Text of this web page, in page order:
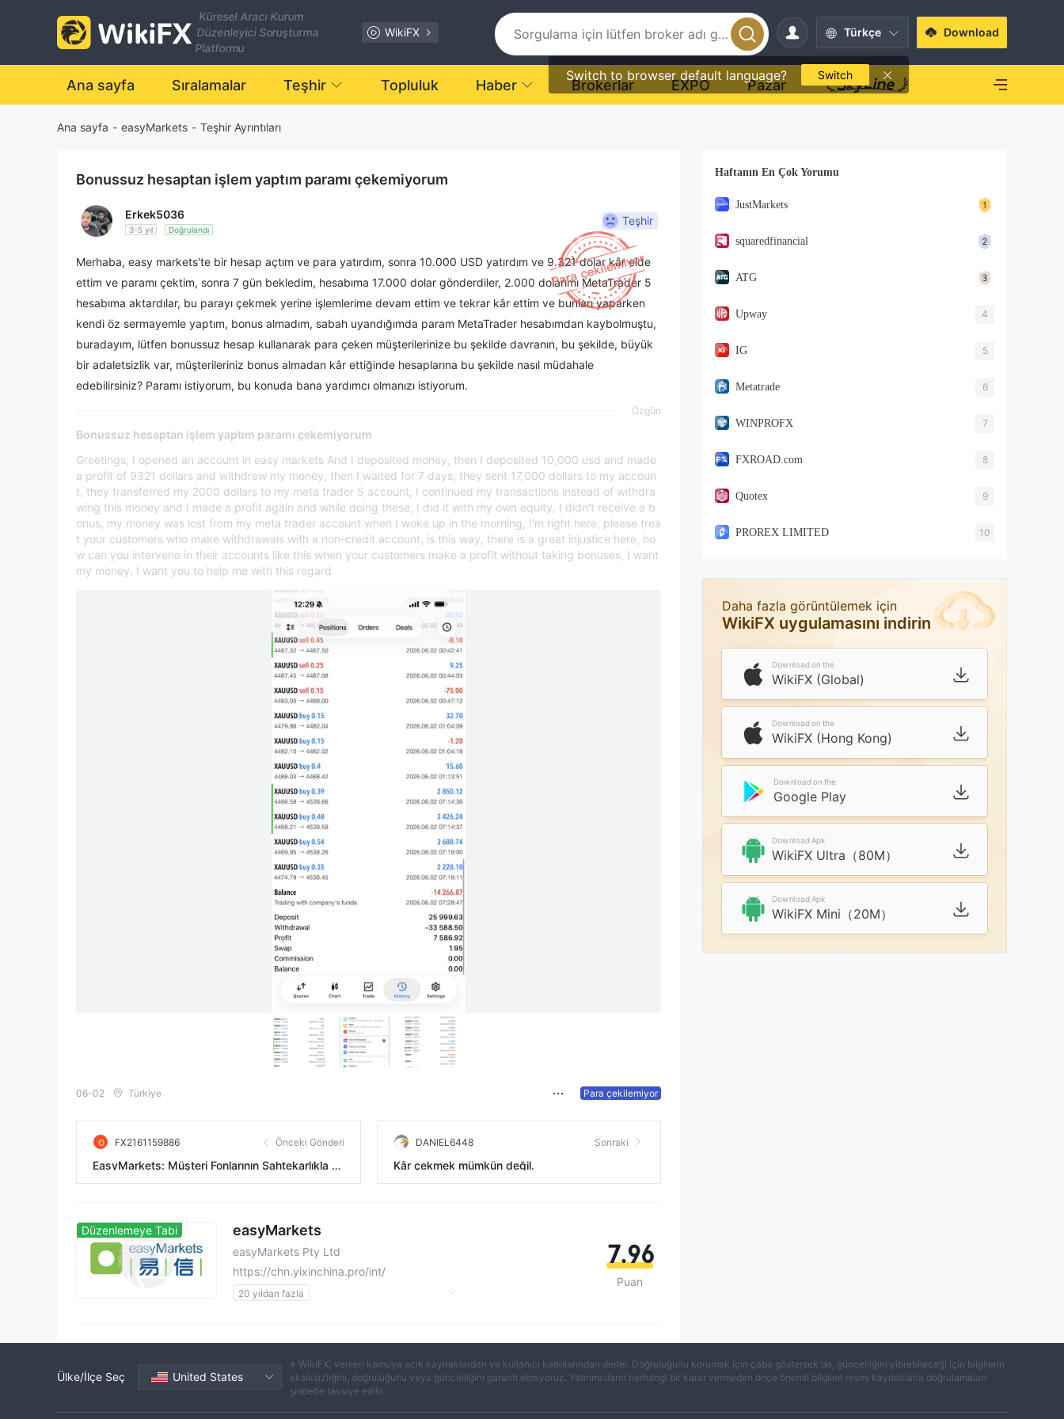
Küresel Aracı Kurum
Düzenleyici Soruşturma
Platformu
WikiFX Türkçe
Switch to browser default language? Switch
Download
Ana sayfa Sıralamalar Teşhir Topluluk Haber Brokerlar EXPO Pazar
Ana sayfa - easyMarkets - Teşhir Ayrıntıları
Bonussuz hesaptan işlem yaptım paramı çekemiyorum
Erkek5036
3-5 yıl Doğrulandı
Teşhir
Merhaba, easy markets'te bir hesap açtım ve para yatırdım, sonra 10.000 USD yatırdım ve 9.321 dolar kâr elde
ettim ve paramı çektim, sonra 7 gün bekledim, hesabıma 17.000 dolar gönderdiler, 2.000 dolarımı MetaTrader 5
hesabıma aktardılar, bu parayı çekmek yerine işlemlerime devam ettim ve tekrar kâr ettim ve bunları yaparken
kendi öz sermayemle yaptım, bonus almadım, sabah uyandığımda param MetaTrader hesabımdan kaybolmuştu,
buradayım, lütfen bonussuz hesap kullanarak para çeken müşterilerinize bu şekilde davranın, bu şekilde, büyük
bir adaletsizlik var, müşterileriniz bonus almadan kâr ettiğinde hesaplarına bu şekilde nasıl müdahale
edebilirsiniz? Paramı istiyorum, bu konuda bana yardımcı olmanızı istiyorum.
Özgün
Bonussuz hesaptan işlem yaptım paramı çekemiyorum
Greetings, I opened an account in easy markets And I deposited money, then I deposited 10,000 usd and made
a profit of 9321 dollars and withdrew my money, then I waited for 7 days, they sent 17,000 dollars to my accoun
t, they transferred my 2000 dollars to my meta trader 5 account, I continued my transactions instead of withdra
wing this money and I made a profit again and while doing these, I did it with my own equity, I didn't receive a b
onus, my money was lost from my meta trader account when I woke up in the morning, I'm right here, please trea
t your customers who make withdrawals with a non-credit account, is this way, there is a great injustice here, ho
w can you intervene in their accounts like this when your customers make a profit without taking bonuses, I want
my money, I want you to help me with this regard
06-02 Türkiye Para çekilemiyor
FX2161159886 Önceki Gönderi
EasyMarkets: Müşteri Fonlarının Sahtekarlıkla Y
önlendirilmesi
DANIEL6448 Sonraki
Kâr çekmek mümkün değil.
Düzenlemeye Tabi easyMarkets
easyMarkets Pty Ltd
https://chn.yixinchina.pro/int/
20 yıldan fazla
Düzenleyici Ülke/Bölge: Seyşeller
Pazar Yapıcılık (MM)
Türev İşlem Lisansı (EP)
MT4 Tam Lisans
7.96
Puan
Haftanın En Çok Yorumu
JustMarkets
squaredfinancial
ATG
Upway 4
IG 5
Metatrade 6
WINPROFX 7
FXROAD.com 8
Quotex 9
PROREX LIMITED 10
Daha fazla görüntülemek için
WikiFX uygulamasını indirin
Download on the
WikiFX (Global)
Download on the
WikiFX (Hong Kong)
Download on the
Google Play
Download Apk
WikiFX Ultra（80M）
Download Apk
WikiFX Mini（20M）
Ülke/İlçe Seç United States
※ WikiFX, verileri kamuya açık kaynaklardan ve kullanıcı katkılarından derler. Doğruluğunu korumak için çaba göstersek de, güncelliğini yitirebileceği için bilgilerin
eksiksizliğini, doğruluğunu veya güncelliğini garanti etmiyoruz. Yatırımcıların herhangi bir karar vermeden önce önemli bilgileri resmi kaynaklarla doğrulamaları
şiddetle tavsiye edilir.